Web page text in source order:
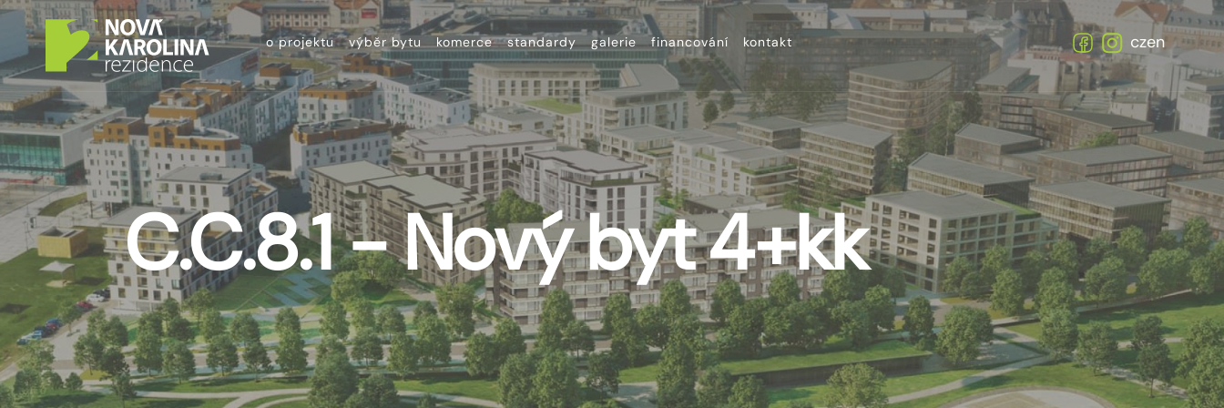
o projektu výběr bytu komerce standardy galerie financování kontakt czen
C.C.8.1 - Nový byt 4+kk